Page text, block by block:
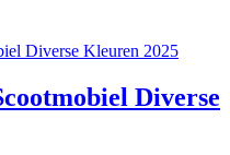
Diverse